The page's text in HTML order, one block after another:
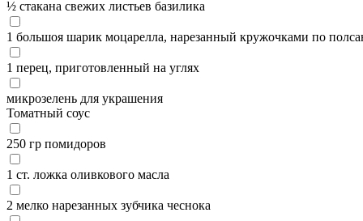
½ стакана свежих листьев базилика
1 большоя шарик моцарелла, нарезанный кружочками по
1 перец, приготовленный на углях
микрозелень для украшения
Томатный соус
250 гр помидоров
1 ст. ложка оливкового масла
2 мелко нарезанных зубчика чеснока